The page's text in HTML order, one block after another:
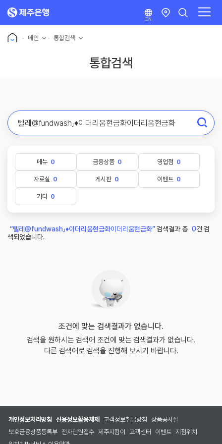
EN
메인 통합검색
통합검색
메뉴 0 금융상품 0 영업점 0
자료실 0 게시판 0 이벤트 0
기타 0
“텔레@fundwash」♦이더리움현금화이더리움현금화”검색결과 총 0건 검
색되었습니다.
조건에 맞는 검색결과가 없습니다.
검색을 원하시는 검색어 조건에 맞는 검색결과가 없습니다.
다른 검색어로 검색을 진행해 보시기 바랍니다.
개인정보처리방침 신용정보활용체제 고객정보취급방침 상품공시실
보호금융상품등록부 전자민원접수 제주지킴이 고객센터 이벤트 지점위치